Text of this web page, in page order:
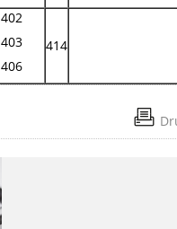
402
403
406
414